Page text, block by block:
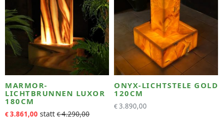
MARMOR-
LICHTBRUNNEN LUXOR
180CM
€3.861,00 €4.290,00
ONYX-LICHTSTELE GOLD
120CM
€3.890,00